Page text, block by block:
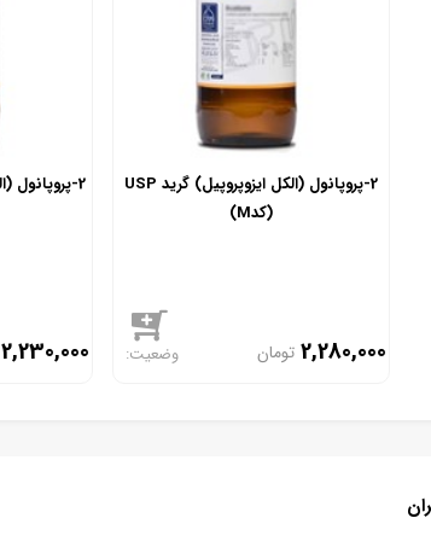
2-پروپانول (الکل ایزوپروپیل) گرید USP
(کدM)
2,280,000 تومان 2,230,000